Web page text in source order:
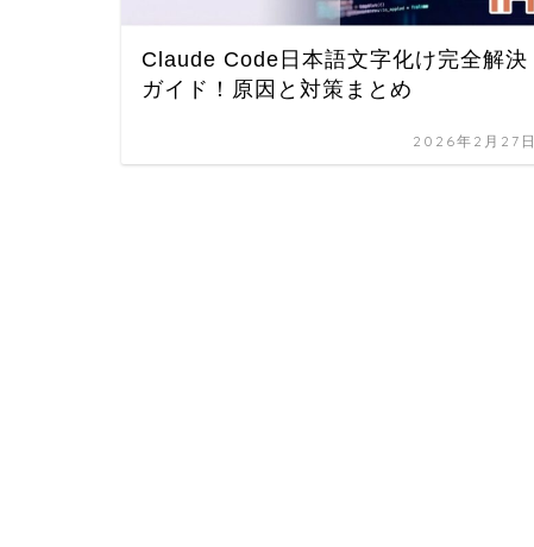
Claude Code日本語文字化け完全解決
ガイド！原因と対策まとめ
2026年2月27日